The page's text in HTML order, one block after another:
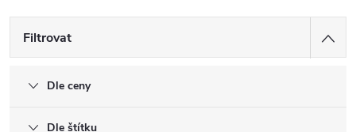
Filtrovat
Dle ceny
Dle štítku